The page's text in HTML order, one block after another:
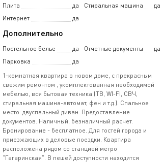
Плита
да Стиральная машина
да
Интернет
да
Дополнительно
Постельное белье да Отчетные документы
да
Парковка
да
1-комнатная квартира в новом доме, с прекрасным
свежим ремонтом , укомплектованная необходимой
мебелью, вся бытовая техника (ТВ, WI-FI, СВЧ,
стиральная машина-автомат, фен и т.д.). Спальное
место: двуспальный диван. Предоставление
документов. Наличный, безналичный расчет.
Бронирование - бесплатное. Для гостей города и
приезжающих в деловые поездки. Квартира
расположена рядом со станцией метро
"Гагаринская". В пешей доступности находится